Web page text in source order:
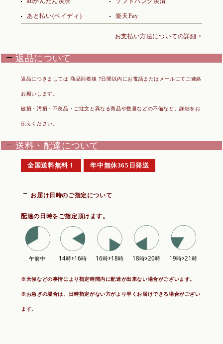
あと払い(ペイディ) 楽天Pay
お支払い方法についての詳細 >
返品について
返品につきましては 商品到着後 7日間以内にお電話またはメールにてご連絡
お願いします。
破損・汚損・不良品・ご注文と異なる商品や数量などの不備など、詳細をお
伝えください。
送料・配達について
全国送料無料！ 年中無休365日発送
お届け日時のご指定について
配達の日時をご指定頂けます。
※天候などの事情により指定時間内に配達が出来ない場合がございます。
※お急ぎの場合は、日時指定がない方がより早くお届けできる場合がござい
ます。